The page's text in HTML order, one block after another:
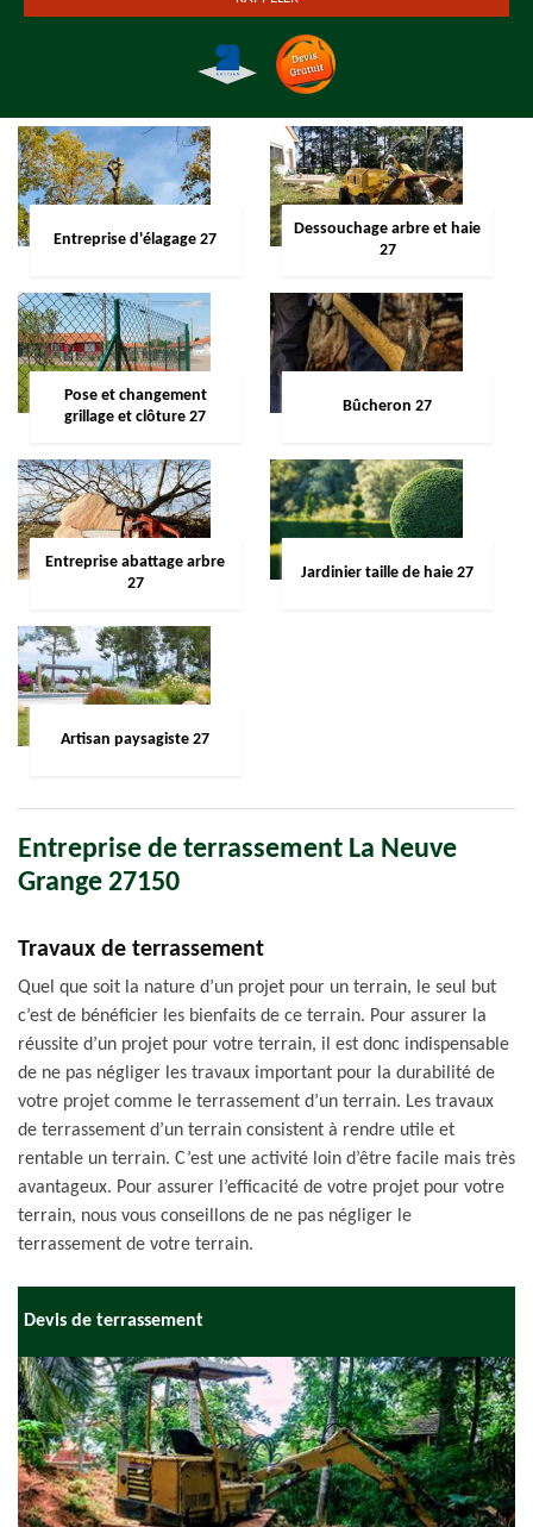
Entreprise d'élagage 27
Dessouchage arbre et haie
27
Pose et changement
grillage et clôture 27
Bûcheron 27
Entreprise abattage arbre
27
Jardinier taille de haie 27
Artisan paysagiste 27
Entreprise de terrassement La Neuve
Grange 27150
Travaux de terrassement
Quel que soit la nature d’un projet pour un terrain, le seul but
c’est de bénéficier les bienfaits de ce terrain. Pour assurer la
réussite d’un projet pour votre terrain, il est donc indispensable
de ne pas négliger les travaux important pour la durabilité de
votre projet comme le terrassement d’un terrain. Les travaux
de terrassement d’un terrain consistent à rendre utile et
rentable un terrain. C’est une activité loin d’être facile mais très
avantageux. Pour assurer l’efficacité de votre projet pour votre
terrain, nous vous conseillons de ne pas négliger le
terrassement de votre terrain.
Devis de terrassement